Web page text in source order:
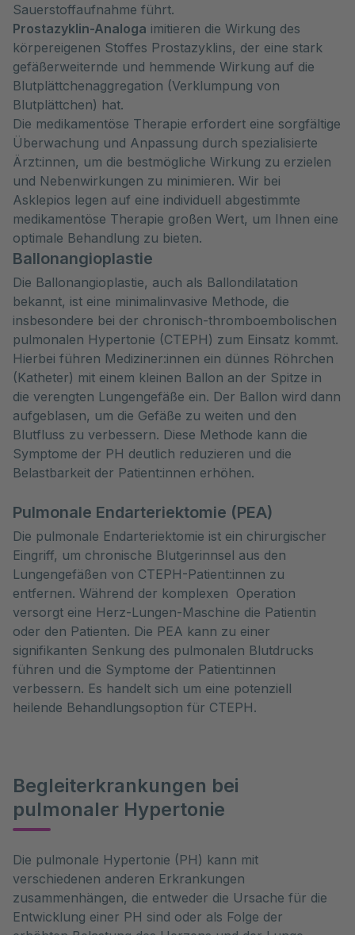
Sauerstoffaufnahme führt.
Prostazyklin-Analoga imitieren die Wirkung des
körpereigenen Stoffes Prostazyklins, der eine stark
gefäßerweiternde und hemmende Wirkung auf die
Blutplättchenaggregation (Verklumpung von
Blutplättchen) hat.
Die medikamentöse Therapie erfordert eine sorgfältige
Überwachung und Anpassung durch spezialisierte
Ärzt:innen, um die bestmögliche Wirkung zu erzielen
und Nebenwirkungen zu minimieren. Wir bei
Asklepios legen auf eine individuell abgestimmte
medikamentöse Therapie großen Wert, um Ihnen eine
optimale Behandlung zu bieten.
Ballonangioplastie
Die Ballonangioplastie, auch als Ballondilatation
bekannt, ist eine minimalinvasive Methode, die
insbesondere bei der chronisch-thromboembolischen
pulmonalen Hypertonie (CTEPH) zum Einsatz kommt.
Hierbei führen Mediziner:innen ein dünnes Röhrchen
(Katheter) mit einem kleinen Ballon an der Spitze in
die verengten Lungengefäße ein. Der Ballon wird dann
aufgeblasen, um die Gefäße zu weiten und den
Blutfluss zu verbessern. Diese Methode kann die
Symptome der PH deutlich reduzieren und die
Belastbarkeit der Patient:innen erhöhen.
Pulmonale Endarteriektomie (PEA)
Die pulmonale Endarteriektomie ist ein chirurgischer
Eingriff, um chronische Blutgerinnsel aus den
Lungengefäßen von CTEPH-Patient:innen zu
entfernen. Während der komplexen Operation
versorgt eine Herz-Lungen-Maschine die Patientin
oder den Patienten. Die PEA kann zu einer
signifikanten Senkung des pulmonalen Blutdrucks
führen und die Symptome der Patient:innen
verbessern. Es handelt sich um eine potenziell
heilende Behandlungsoption für CTEPH.
Begleiterkrankungen bei
pulmonaler Hypertonie
Die pulmonale Hypertonie (PH) kann mit
verschiedenen anderen Erkrankungen
zusammenhängen, die entweder die Ursache für die
Entwicklung einer PH sind oder als Folge der